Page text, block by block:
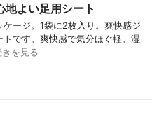
よい足用シート
ージ。1袋に2枚入り。爽快感ジ
です。爽快感で気分ほぐ軽。湿
きを見る